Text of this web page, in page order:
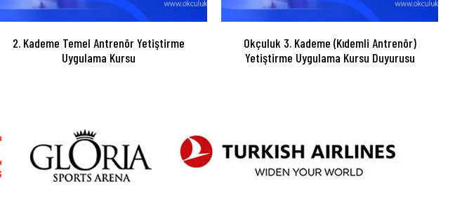
2. Kademe Temel Antrenör Yetiştirme
Uygulama Kursu
Okçuluk 3. Kademe (Kıdemli Antrenör)
Yetiştirme Uygulama Kursu Duyurusu